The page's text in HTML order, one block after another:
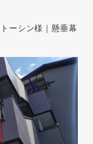
ーシン様｜懸垂幕